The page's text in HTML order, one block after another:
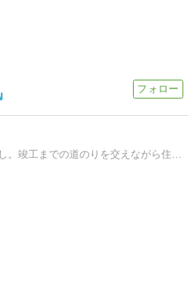
建築家と建てた家での暮らし。竣工までの道のりを交えながら住み心地や日常、インテリアなどを掲載中。